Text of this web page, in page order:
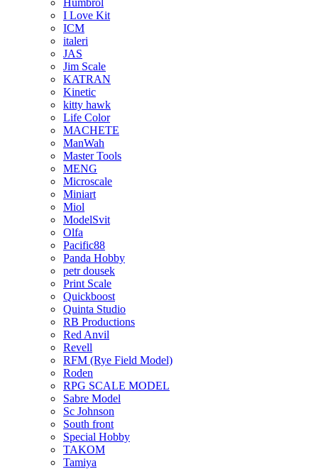
Humbrol
I Love Kit
ICM
italeri
JAS
Jim Scale
KATRAN
Kinetic
kitty hawk
Life Color
MACHETE
ManWah
Master Tools
MENG
Microscale
Miniart
Miol
ModelSvit
Olfa
Pacific88
Panda Hobby
petr dousek
Print Scale
Quickboost
Quinta Studio
RB Productions
Red Anvil
Revell
RFM (Rye Field Model)
Roden
RPG SCALE MODEL
Sabre Model
Sc Johnson
South front
Special Hobby
TAKOM
Tamiya